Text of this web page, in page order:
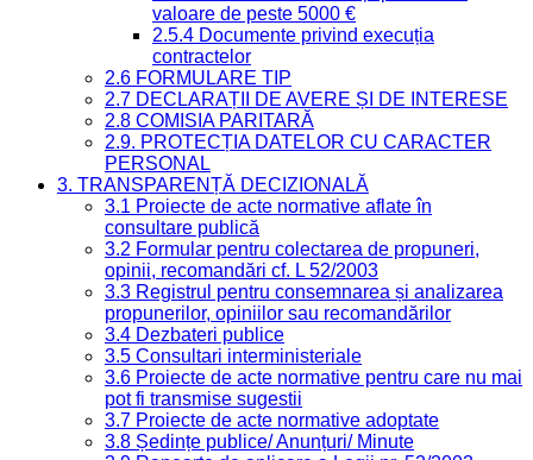
valoare de peste 5000 €
2.5.4 Documente privind execuția
contractelor
2.6 FORMULARE TIP
2.7 DECLARAȚII DE AVERE ȘI DE INTERESE
2.8 COMISIA PARITARĂ
2.9. PROTECȚIA DATELOR CU CARACTER
PERSONAL
3. TRANSPARENȚĂ DECIZIONALĂ
3.1 Proiecte de acte normative aflate în
consultare publică
3.2 Formular pentru colectarea de propuneri,
opinii, recomandări cf. L 52/2003
3.3 Registrul pentru consemnarea și analizarea
propunerilor, opiniilor sau recomandărilor
3.4 Dezbateri publice
3.5 Consultari interministeriale
3.6 Proiecte de acte normative pentru care nu mai
pot fi transmise sugestii
3.7 Proiecte de acte normative adoptate
3.8 Ședințe publice/ Anunțuri/ Minute